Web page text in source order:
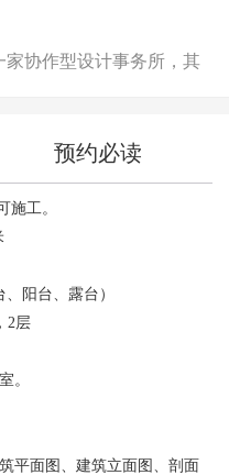
家协作型设计事务所，其
预约必读
施工。
阳台、露台）
2层
。
平面图、建筑立面图、剖面